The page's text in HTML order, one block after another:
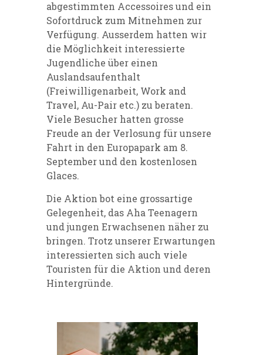
abgestimmten Accessoires und ein
Sofortdruck zum Mitnehmen zur
Verfügung. Ausserdem hatten wir
die Möglichkeit interessierte
Jugendliche über einen
Auslandsaufenthalt
(Freiwilligenarbeit, Work and
Travel, Au-Pair etc.) zu beraten.
Viele Besucher hatten grosse
Freude an der Verlosung für unsere
Fahrt in den Europapark am 8.
September und den kostenlosen
Glaces.
Die Aktion bot eine grossartige
Gelegenheit, das Aha Teenagern
und jungen Erwachsenen näher zu
bringen. Trotz unserer Erwartungen
interessierten sich auch viele
Touristen für die Aktion und deren
Hintergründe.